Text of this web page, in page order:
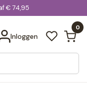
€ 74,95
Inloggen
0
alle resultaten